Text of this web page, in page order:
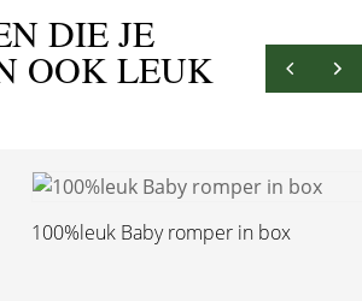
DIE JE
OOK LEUK
100%leuk Baby romper in box